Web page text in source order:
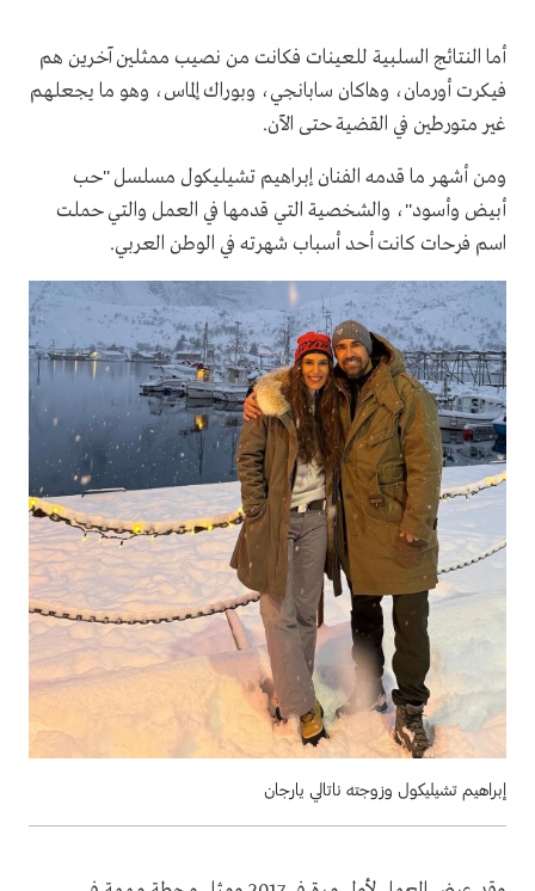
أما النتائج السلبية للعينات فكانت من نصيب ممثلين آخرين هم
فيكرت أورمان، وهاكان سابانجي، وبوراك إلماس، وهو ما يجعلهم
غير متورطين في القضية حتى الآن.
ومن أشهر ما قدمه الفنان إبراهيم تشيليكول مسلسل "حب
أبيض وأسود"، والشخصية التي قدمها في العمل والتي حملت
اسم فرحات كانت أحد أسباب شهرته في الوطن العربي.
إبراهيم تشيليكول وزوجته ناتالي يارجان